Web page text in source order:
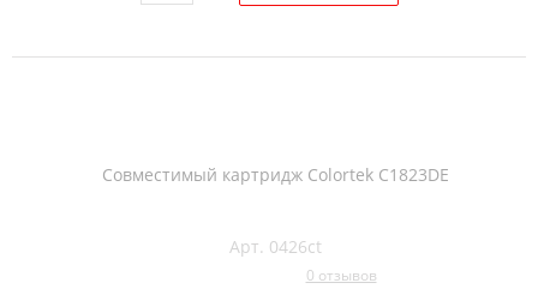
Совместимый картридж Colortek C1823DE
Арт. 0426ct
0 отзывов